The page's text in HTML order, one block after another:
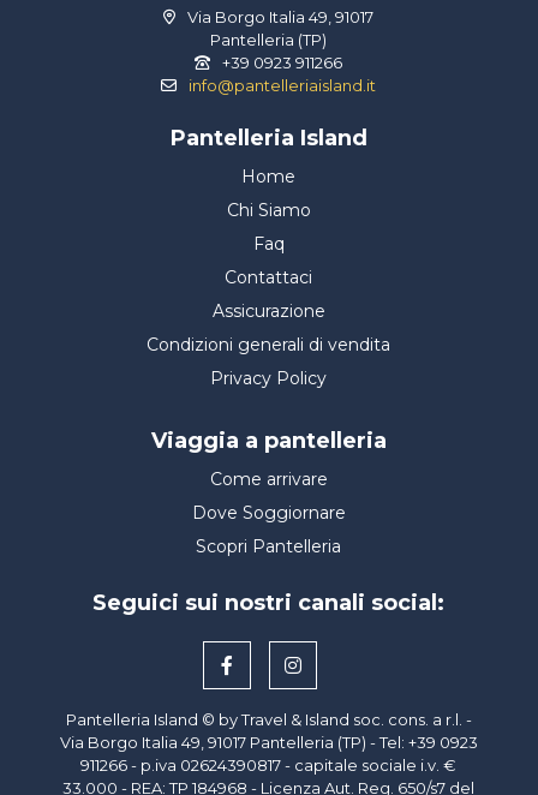
Via Borgo Italia 49, 91017
Pantelleria (TP)
+39 0923 911266
info@pantelleriaisland.it
Pantelleria Island
Home
Chi Siamo
Faq
Contattaci
Assicurazione
Condizioni generali di vendita
Privacy Policy
Viaggia a pantelleria
Come arrivare
Dove Soggiornare
Scopri Pantelleria
Seguici sui nostri canali social:
Pantelleria Island © by Travel & Island soc. cons. a r.l. -
Via Borgo Italia 49, 91017 Pantelleria (TP) - Tel: +39 0923
911266 - p.iva 02624390817- capitale sociale i.v. €
33.000 - REA: TP 184968 - Licenza Aut. Reg. 650/s7 del